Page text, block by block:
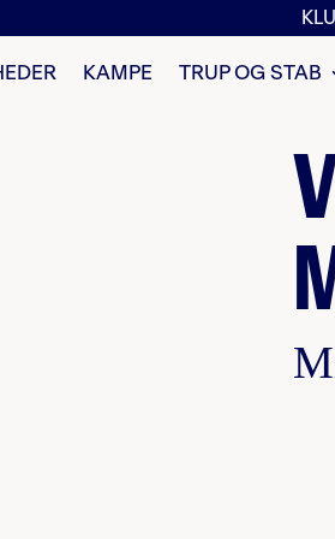
KAMPE TRUP OG STAB